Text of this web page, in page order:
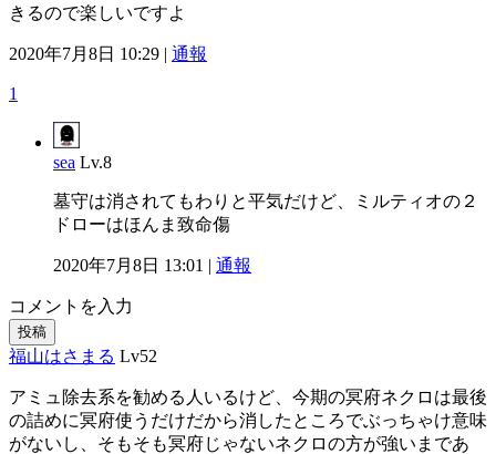
きるので楽しいですよ
2020年7月8日 10:29 | 通報
1
sea Lv.8
墓守は消されてもわりと平気だけど、ミルティオの２
ドローはほんま致命傷
2020年7月8日 13:01 | 通報
コメントを入力
投稿
福山はさまる Lv52
アミュ除去系を勧める人いるけど、今期の冥府ネクロは最後
の詰めに冥府使うだけだから消したところでぶっちゃけ意味
がないし、そもそも冥府じゃないネクロの方が強いまであ